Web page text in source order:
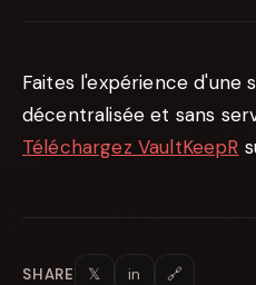
Faites l'expérience d'une
décentralisée et sans
Téléchargez VaultKeepR
SHARE 𝕏 in 🔗